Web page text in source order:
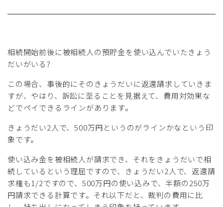
相続開始前後に被相続人の預貯金を使い込んでいたきょう
だいがいる?
この場合、事後的にそのきょうだいに返還請求していきま
すが、やはり、訴訟に至ることを見据えて、費用対効果な
どでペイできるラインがあります。
きょうだい2人で、500万円というのがラインかなという印
象です。
使い込み金を被相続人が請求でき、それをきょうだいで相
続しているという理屈ですので、きょうだい2人で、返還請
求権も1/2ですので、500万円の使い込みで、半額の250万
円請求できる計算です。それ以下だと、裁判の費用に比